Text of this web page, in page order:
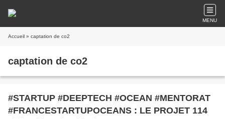
MENU
Accueil » captation de co2
captation de co2
#STARTUP #DEEPTECH #OCEAN #MENTORAT
#FRANCESTARTUPOCEANS : LE PROJET 114